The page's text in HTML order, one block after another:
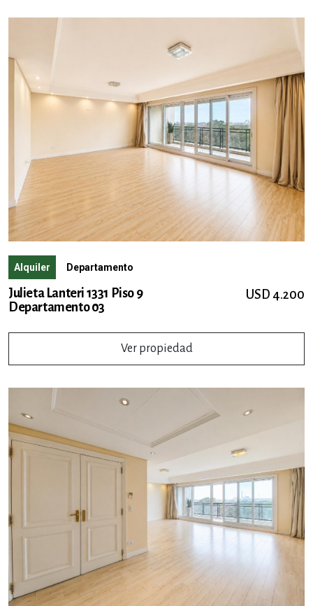
Alquiler Departamento
Julieta Lanteri 1331 Piso 9
Departamento 03
USD 4.200
Ver propiedad